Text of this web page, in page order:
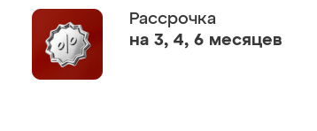
Рассрочка
на 3, 4, 6 месяцев